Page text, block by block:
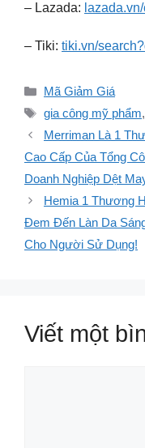
– Lazada:
– Tiki: tiki.vn/
Danh
mục
Mã Giảm Giá
Thẻ
gia công mỹ phẩm,
Merriman Là 1
Cao Cấp Của Tổng
Doanh Nghiệp Dệt
Hemia 1 Thương
Đem Đến Làn Da
Cho Người Sử Dụng!
Viết một